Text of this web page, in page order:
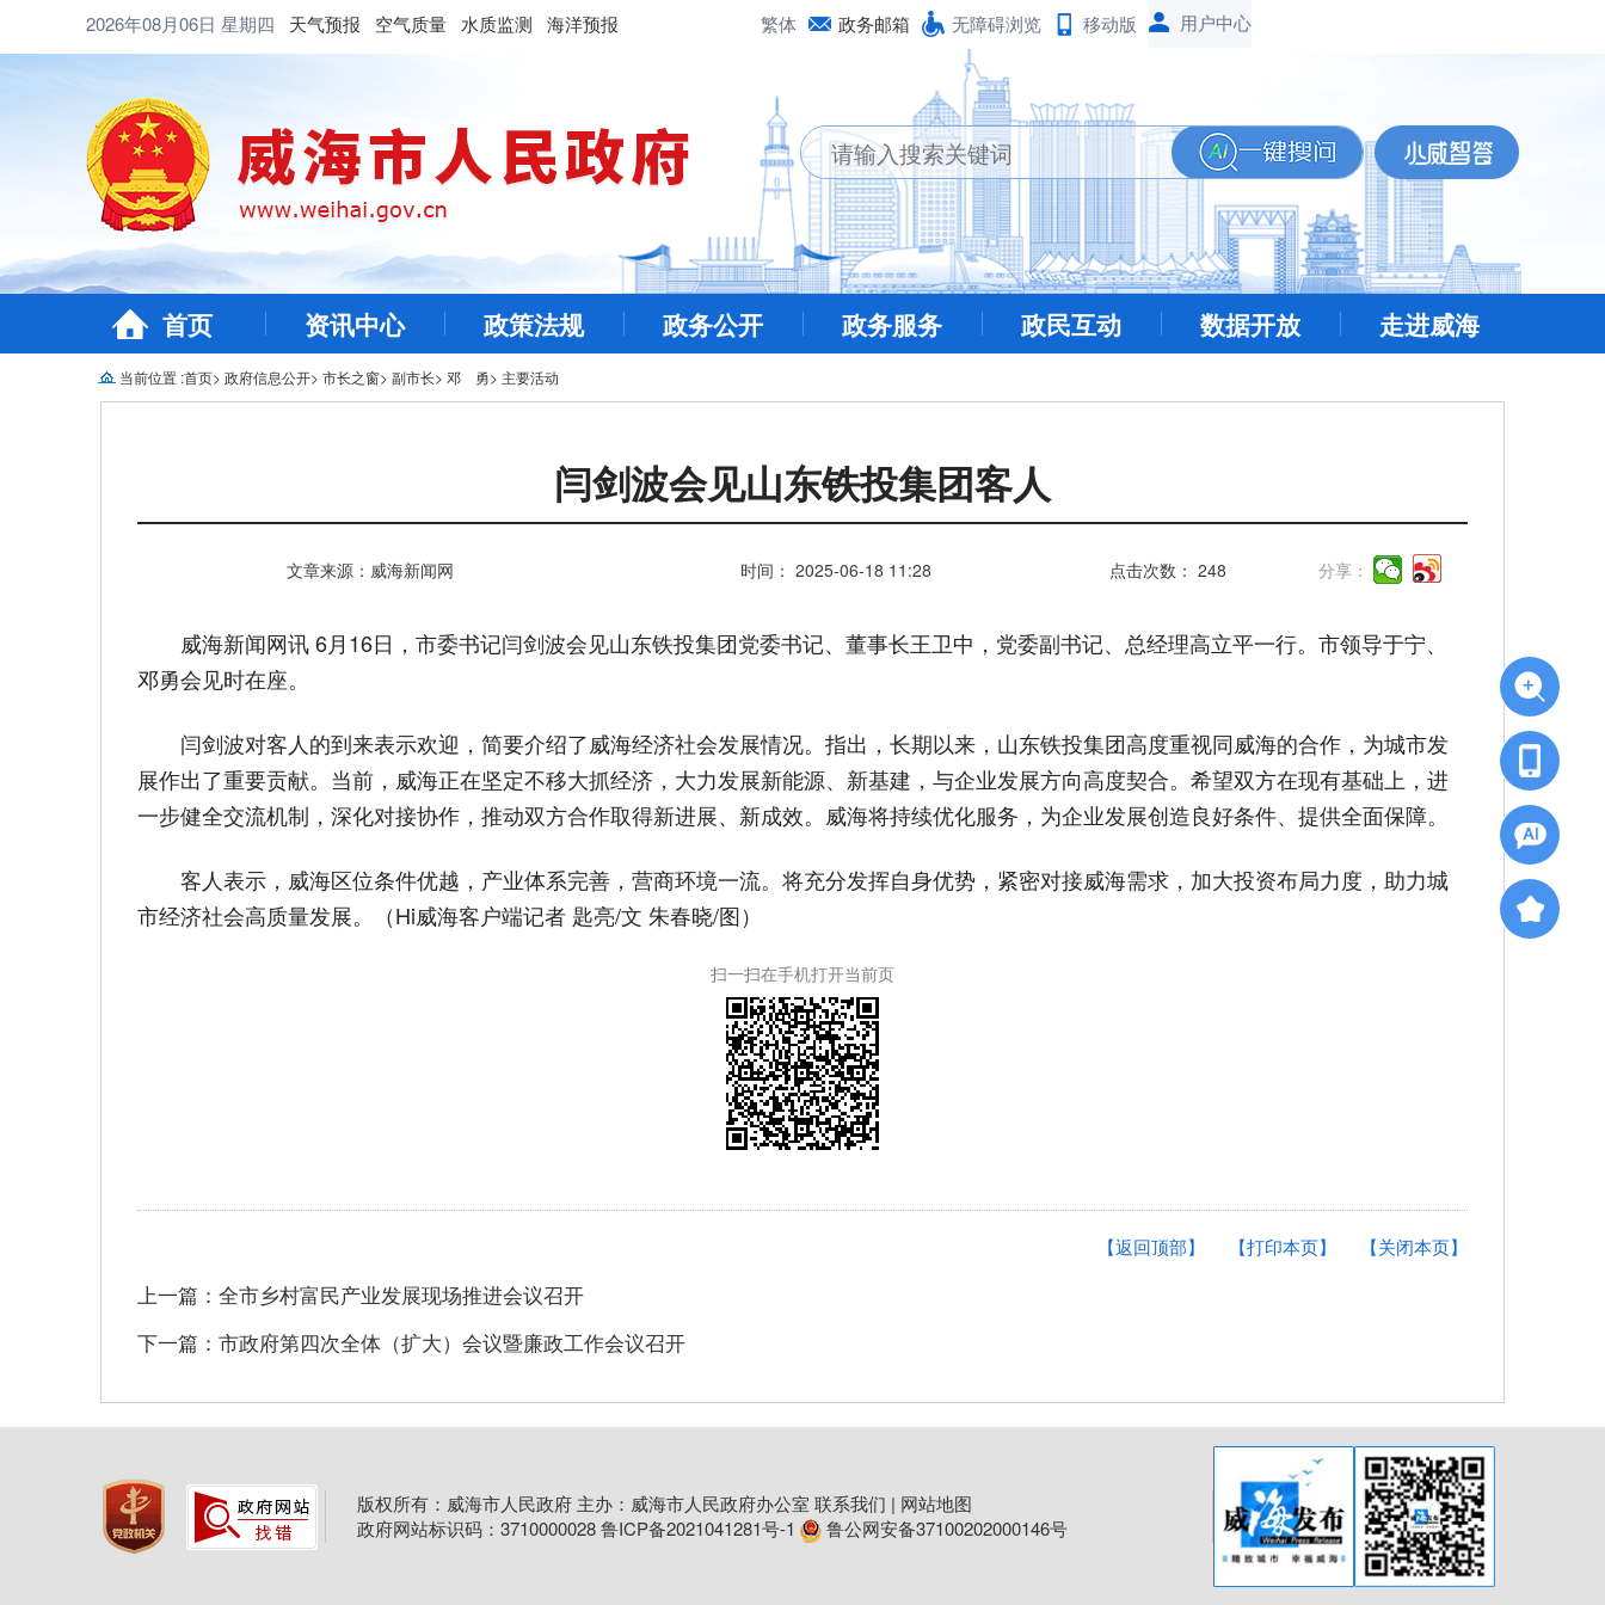
2026年08月06日 星期四 天气预报 空气质量 水质监测 海洋预报 繁体 政务邮箱 无障碍浏览 移动版
首页 资讯中心 政策法规 政务公开 政务服务 政民互动 数据开放 走进威海
当前位置 :首页> 政府信息公开> 市长之窗> 副市长> 邓 勇> 主要活动
闫剑波会见山东铁投集团客人
文章来源：威海新闻网 时间： 2025-06-18 11:28 点击次数：248 分享：
威海新闻网讯 6月16日，市委书记闫剑波会见山东铁投集团党委书记、董事长王卫中，党委副书记、总经理高立平一行。市领导于宁、
邓勇会见时在座。
闫剑波对客人的到来表示欢迎，简要介绍了威海经济社会发展情况。指出，长期以来，山东铁投集团高度重视同威海的合作，为城市发
展作出了重要贡献。当前，威海正在坚定不移大抓经济，大力发展新能源、新基建，与企业发展方向高度契合。希望双方在现有基础上，进
一步健全交流机制，深化对接协作，推动双方合作取得新进展、新成效。威海将持续优化服务，为企业发展创造良好条件、提供全面保障。
客人表示，威海区位条件优越，产业体系完善，营商环境一流。将充分发挥自身优势，紧密对接威海需求，加大投资布局力度，助力城
市经济社会高质量发展。（Hi威海客户端记者 匙亮/文 朱春晓/图）
扫一扫在手机打开当前页
【关闭本页】
【打印本页】
【返回顶部】
上一篇：全市乡村富民产业发展现场推进会议召开
下一篇：市政府第四次全体（扩大）会议暨廉政工作会议召开
版权所有：威海市人民政府 主办：威海市人民政府办公室 联系我们 | 网站地图
政府网站标识码：3710000028鲁ICP备2021041281号-1 鲁公网安备37100202000146号